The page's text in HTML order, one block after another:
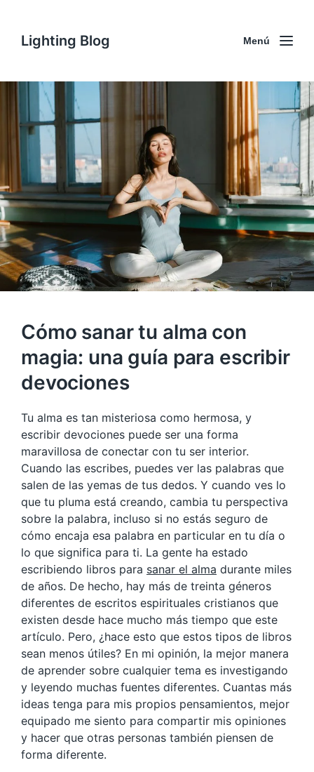
Lighting Blog Menú
Cómo sanar tu alma con
magia: una guía para escribir
devociones
Tu alma es tan misteriosa como hermosa, y
escribir devociones puede ser una forma
maravillosa de conectar con tu ser interior.
Cuando las escribes, puedes ver las palabras que
salen de las yemas de tus dedos. Y cuando ves lo
que tu pluma está creando, cambia tu perspectiva
sobre la palabra, incluso si no estás seguro de
cómo encaja esa palabra en particular en tu día o
lo que significa para ti. La gente ha estado
escribiendo libros para sanar el alma durante miles
de años. De hecho, hay más de treinta géneros
diferentes de escritos espirituales cristianos que
existen desde hace mucho más tiempo que este
artículo. Pero, ¿hace esto que estos tipos de libros
sean menos útiles? En mi opinión, la mejor manera
de aprender sobre cualquier tema es investigando
y leyendo muchas fuentes diferentes. Cuantas más
ideas tenga para mis propios pensamientos, mejor
equipado me siento para compartir mis opiniones
y hacer que otras personas también piensen de
forma diferente.